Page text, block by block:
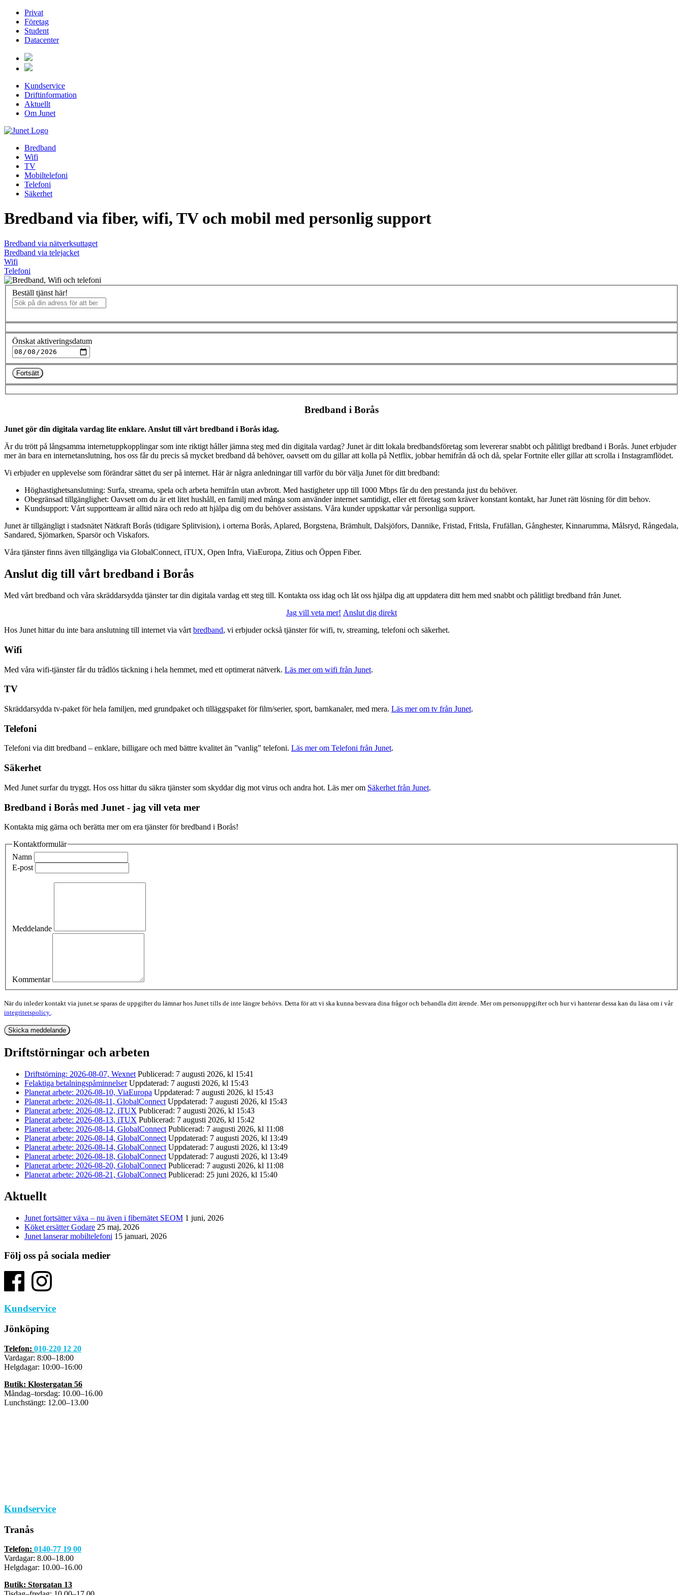
Privat
Företag
Student
Datacenter
Kundservice
Driftinformation
Aktuellt
Om Junet
Bredband
Wifi
TV
Mobiltelefoni
Telefoni
Säkerhet
Bredband via fiber, wifi, TV och mobil med personlig support
Bredband via nätverksuttaget
Bredband via telejacket
Wifi
Telefoni
Beställ tjänst här!
Önskat aktiveringsdatum
Fortsätt
Bredband i Borås
Junet gör din digitala vardag lite enklare. Anslut till vårt bredband i Borås idag.
Är du trött på långsamma internetuppkopplingar som inte riktigt håller jämna steg med din digitala vardag? Junet är ditt lokala bredbandsföretag som levererar snabbt och pålitligt bredband i Borås. Junet erbjuder
mer än bara en internetanslutning, hos oss får du precis så mycket bredband då behöver, oavsett om du gillar att kolla på Netflix, jobbar hemifrån då och då, spelar Fortnite eller gillar att scrolla i Instagramflödet.
Vi erbjuder en upplevelse som förändrar sättet du ser på internet. Här är några anledningar till varför du bör välja Junet för ditt bredband:
Höghastighetsanslutning: Surfa, streama, spela och arbeta hemifrån utan avbrott. Med hastigheter upp till 1000 Mbps får du den prestanda just du behöver.
Obegränsad tillgänglighet: Oavsett om du är ett litet hushåll, en familj med många som använder internet samtidigt, eller ett företag som kräver konstant kontakt, har Junet rätt lösning för ditt behov.
Kundsupport: Vårt supportteam är alltid nära och redo att hjälpa dig om du behöver assistans. Våra kunder uppskattar vår personliga support.
Junet är tillgängligt i stadsnätet Nätkraft Borås (tidigare Splitvision), i orterna Borås, Aplared, Borgstena, Brämhult, Dalsjöfors, Dannike, Fristad, Fritsla, Frufällan, Gånghester, Kinnarumma, Målsryd, Rångedala,
Sandared, Sjömarken, Sparsör och Viskafors.
Våra tjänster finns även tillgängliga via GlobalConnect, iTUX, Open Infra, ViaEuropa, Zitius och Öppen Fiber.
Anslut dig till vårt bredband i Borås
Med vårt bredband och våra skräddarsydda tjänster tar din digitala vardag ett steg till. Kontakta oss idag och låt oss hjälpa dig att uppdatera ditt hem med snabbt och pålitligt bredband från Junet.
Jag vill veta mer! Anslut dig direkt
Hos Junet hittar du inte bara anslutning till internet via vårt bredband, vi erbjuder också tjänster för wifi, tv, streaming, telefoni och säkerhet.
Wifi
Med våra wifi-tjänster får du trådlös täckning i hela hemmet, med ett optimerat nätverk. Läs mer om wifi från Junet.
TV
Skräddarsydda tv-paket för hela familjen, med grundpaket och tilläggspaket för film/serier, sport, barnkanaler, med mera. Läs mer om tv från Junet.
Telefoni
Telefoni via ditt bredband – enklare, billigare och med bättre kvalitet än ”vanlig” telefoni. Läs mer om Telefoni från Junet.
Säkerhet
Med Junet surfar du tryggt. Hos oss hittar du säkra tjänster som skyddar dig mot virus och andra hot. Läs mer om Säkerhet från Junet.
Bredband i Borås med Junet - jag vill veta mer
Kontakta mig gärna och berätta mer om era tjänster för bredband i Borås!
Kontaktformulär
Namn
E-post
Meddelande
Kommentar
När du inleder kontakt via junet.se sparas de uppgifter du lämnar hos Junet tills de inte längre behövs. Detta för att vi ska kunna besvara dina frågor och behandla ditt ärende. Mer om personuppgifter och hur vi hanterar dessa kan du läsa om i vår
integritetspolicy.
Driftstörningar och arbeten
Driftstörning: 2026-08-07, Wexnet Publicerad: 7 augusti 2026, kl 15:41
Felaktiga betalningspåminnelser Uppdaterad: 7 augusti 2026, kl 15:43
Planerat arbete: 2026-08-10, ViaEuropa Uppdaterad: 7 augusti 2026, kl 15:43
Planerat arbete: 2026-08-11, GlobalConnect Uppdaterad: 7 augusti 2026, kl 15:43
Planerat arbete: 2026-08-12, iTUX Publicerad: 7 augusti 2026, kl 15:43
Planerat arbete: 2026-08-13, iTUX Publicerad: 7 augusti 2026, kl 15:42
Planerat arbete: 2026-08-14, GlobalConnect Publicerad: 7 augusti 2026, kl 11:08
Planerat arbete: 2026-08-14, GlobalConnect Uppdaterad: 7 augusti 2026, kl 13:49
Planerat arbete: 2026-08-14, GlobalConnect Uppdaterad: 7 augusti 2026, kl 13:49
Planerat arbete: 2026-08-18, GlobalConnect Uppdaterad: 7 augusti 2026, kl 13:49
Planerat arbete: 2026-08-20, GlobalConnect Publicerad: 7 augusti 2026, kl 11:08
Planerat arbete: 2026-08-21, GlobalConnect Publicerad: 25 juni 2026, kl 15:40
Aktuellt
Junet fortsätter växa – nu även i fibernätet SEOM 1 juni, 2026
Köket ersätter Godare 25 maj, 2026
Junet lanserar mobiltelefoni 15 januari, 2026
Följ oss på sociala medier
Kundservice
Jönköping
Telefon: 010-220 12 20
Vardagar: 8:00–18:00
Helgdagar: 10:00–16:00
Butik: Klostergatan 56
Måndag–torsdag: 10.00–16.00
Lunchstängt: 12.00–13.00
Kundservice
Tranås
Telefon: 0140-77 19 00
Vardagar: 8.00–18.00
Helgdagar: 10.00–16.00
Butik: Storgatan 13